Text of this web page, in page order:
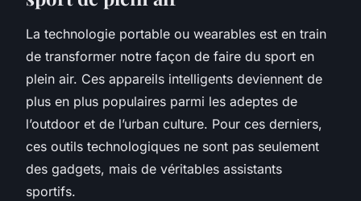
La technologie portable ou wearables est en train
de transformer notre façon de faire du sport en
plein air. Ces appareils intelligents deviennent de
plus en plus populaires parmi les adeptes de
l’outdoor et de l’urban culture. Pour ces derniers,
ces outils technologiques ne sont pas seulement
des gadgets, mais de véritables assistants
sportifs.